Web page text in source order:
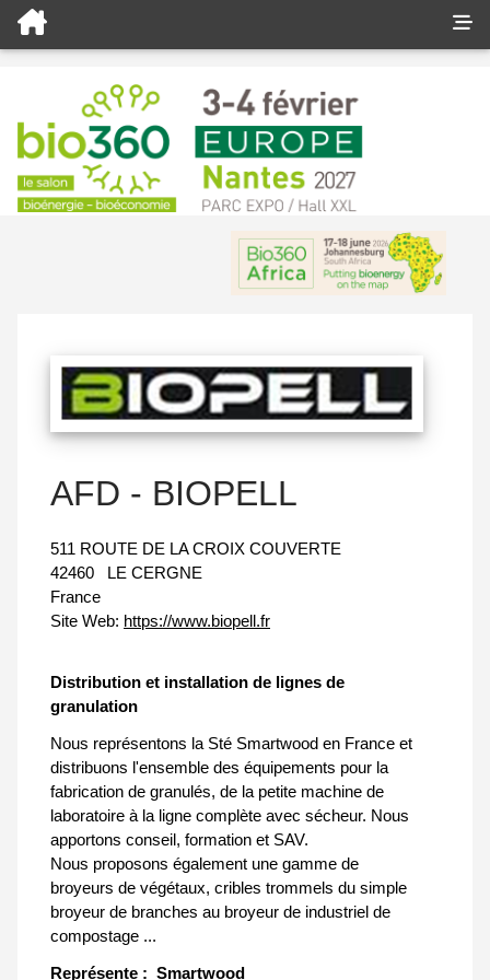
AFD - BIOPELL
511 ROUTE DE LA CROIX COUVERTE
42460
LE CERGNE
France
Site Web: https://www.biopell.fr
Distribution et installation de lignes de
granulation
Nous représentons la Sté Smartwood en France et
distribuons l'ensemble des équipements pour la
fabrication de granulés, de la petite machine de
laboratoire à la ligne complète avec sécheur. Nous
apportons conseil, formation et SAV.
Nous proposons également une gamme de
broyeurs de végétaux, cribles trommels du simple
broyeur de branches au broyeur de industriel de
compostage ...
Représente : Smartwood